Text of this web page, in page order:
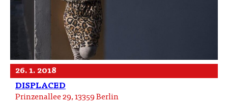
26. 1. 2018
DISPLACED
Prinzenallee 29, 13359 Berlin